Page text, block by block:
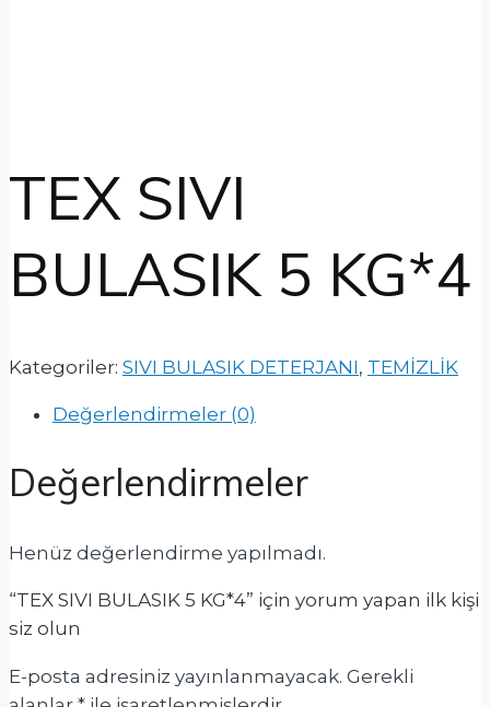
TEX SIVI
BULASIK 5 KG*4
Kategoriler: SIVI BULASIK DETERJANI, TEMİZLİK
Değerlendirmeler (0)
Değerlendirmeler
Henüz değerlendirme yapılmadı.
“TEX SIVI BULASIK 5 KG*4” için yorum yapan ilk kişi
siz olun
E-posta adresiniz yayınlanmayacak. Gerekli